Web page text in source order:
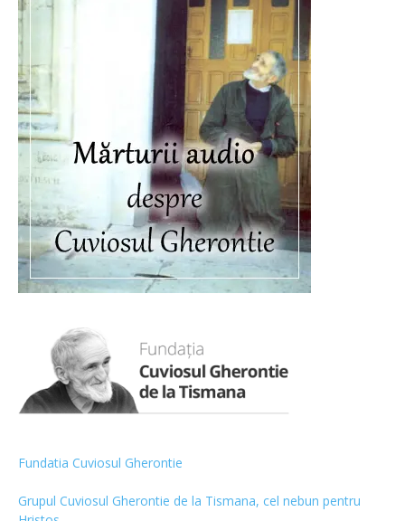
Fundatia Cuviosul Gherontie
Grupul Cuviosul Gherontie de la Tismana, cel nebun pentru